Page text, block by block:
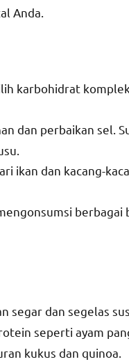
Anda.
karbohidrat
dan perbaikan sel.
ikan dan kacang-
segar dan segelas
seperti ayam
kukus dan quinoa.